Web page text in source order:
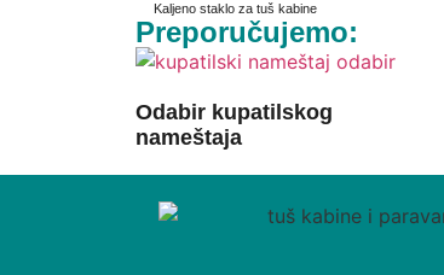
Kaljeno staklo za tuš kabine
Preporučujemo:
Odabir kupatilskog
nameštaja